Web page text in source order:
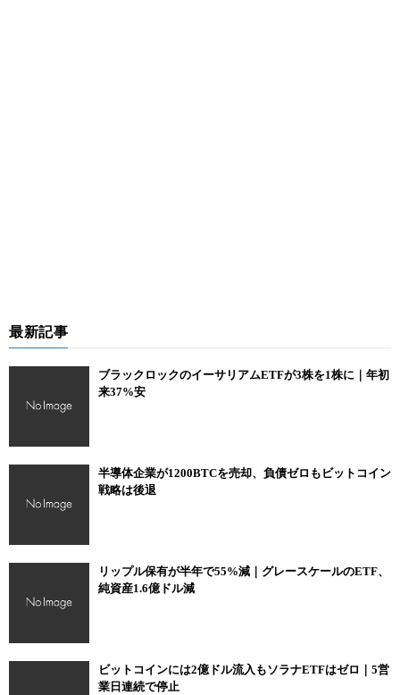
最新記事
ブラックロックのイーサリアムETFが3株を1株に｜年初
来37%安
半導体企業が1200BTCを売却、負債ゼロもビットコイン
戦略は後退
リップル保有が半年で55%減｜グレースケールのETF、
純資産1.6億ドル減
ビットコインには2億ドル流入もソラナETFはゼロ｜5営
業日連続で停止